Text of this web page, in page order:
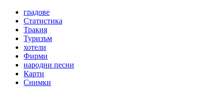
градове
Статистика
Тракия
Туризъм
хотели
Фирми
народни песни
Карти
Снимки